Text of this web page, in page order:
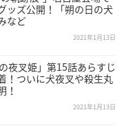
ると、投票の結果1位
されます。
ッズ公開！「朔の日の犬
など
2021年1月13日
夜叉姫」第15話あらすじ
！ついに犬夜叉や殺生丸
！
2021年1月13日